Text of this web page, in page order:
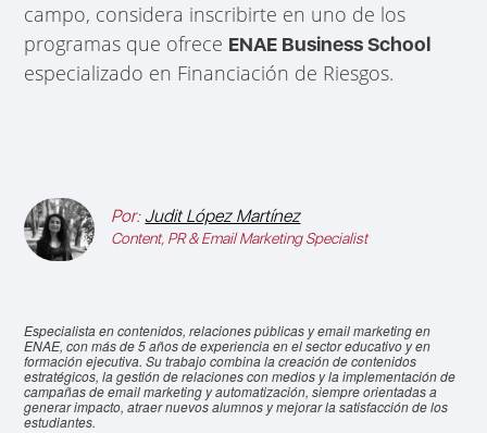
campo, considera inscribirte en uno de los
programas que ofrece ENAE Business School
especializado en Financiación de Riesgos.
Por: Judit López Martínez
Content, PR & Email Marketing Specialist
Especialista en contenidos, relaciones públicas y email marketing en
ENAE, con más de 5 años de experiencia en el sector educativo y en
formación ejecutiva. Su trabajo combina la creación de contenidos
estratégicos, la gestión de relaciones con medios y la implementación de
campañas de email marketing y automatización, siempre orientadas a
generar impacto, atraer nuevos alumnos y mejorar la satisfacción de los
estudiantes.